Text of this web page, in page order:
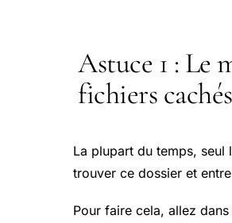
Astuce 1 : Le
fichiers
La plupart du temps, seul
trouver ce dossier et
Pour faire cela, allez